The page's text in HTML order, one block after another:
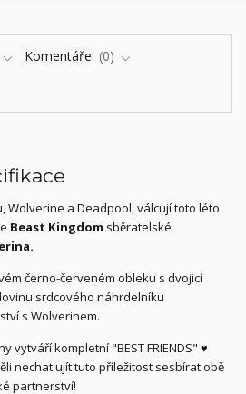
Komentáře
0
Wolverine a Deadpool, válcují toto léto
Beast Kingdom sběratelské
černo-červeném obleku s dvojicí
srdcového náhrdelníku
s Wolverinem.
vytváří kompletní "BEST FRIENDS" ♥
nechat ujít tuto příležitost sesbírat obě
partnerství!